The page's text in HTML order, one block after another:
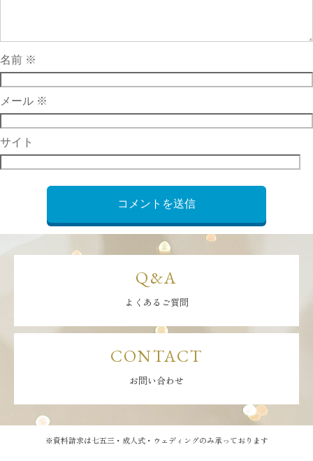
名前 ※
メール ※
サイト
Q&A
よくあるご質問
CONTACT
お問い合わせ
※資料請求は七五三・成人式・ウェディングのみ承っております